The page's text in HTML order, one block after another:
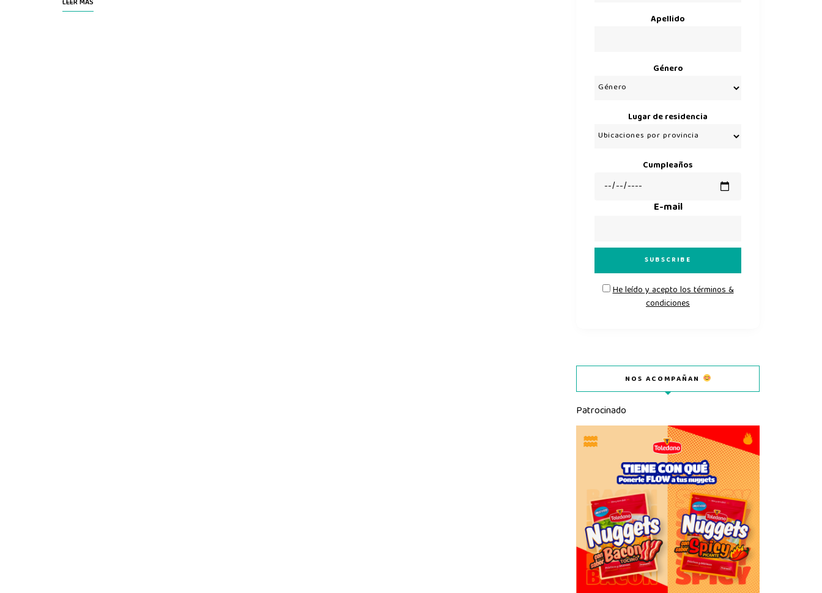
LEER MÁS
Apellido
Género
Lugar de residencia
Cumpleaños
E-mail
He leído y acepto los términos &
condiciones
NOS ACOMPAÑAN
Patrocinado